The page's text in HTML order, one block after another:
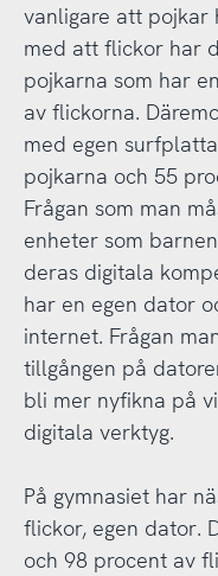
vanligare att pojkar
med att flickor har
pojkarna som har
av flickorna.
med egen
pojkarna och 55
Frågan som man
enheter som
deras digitala
har en egen dator
internet. Frågan
tillgången på
bli mer nyfikna på
digitala verktyg.
På gymnasiet har
flickor, egen dator.
och 98 procent av